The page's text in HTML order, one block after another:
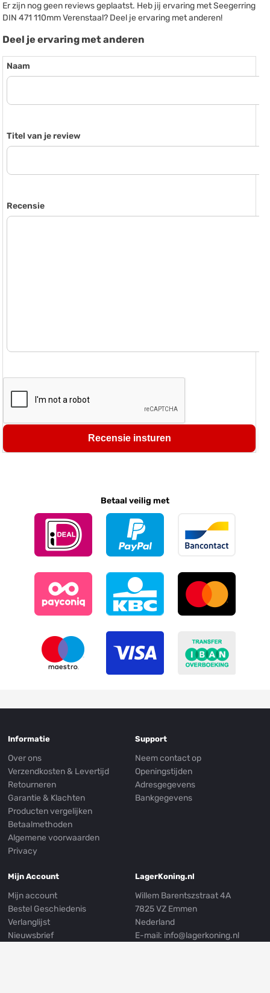
Er zijn nog geen reviews geplaatst. Heb jij ervaring met Seegerring
DIN 471 110mm Verenstaal? Deel je ervaring met anderen!
Deel je ervaring met anderen
Naam
Titel van je review
Recensie
Recensie insturen
Betaal veilig met
Informatie
Over ons
Verzendkosten & Levertijd
Retourneren
Garantie & Klachten
Producten vergelijken
Betaalmethoden
Algemene voorwaarden
Privacy
Support
Neem contact op
Openingstijden
Adresgegevens
Bankgegevens
Mijn Account
Mijn account
Bestel Geschiedenis
Verlanglijst
Nieuwsbrief
LagerKoning.nl
Willem Barentszstraat 4A
7825 VZ Emmen
Nederland
E-mail: info@lagerkoning.nl